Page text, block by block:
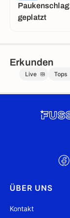
geplatzt
Erkunden
Live Tops
ÜBER UNS
Kontakt